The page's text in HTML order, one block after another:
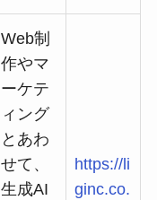
Web制
作やマ
ーケテ
ィング
とあわ
せて、
生成AI
https://li
ginc.co.